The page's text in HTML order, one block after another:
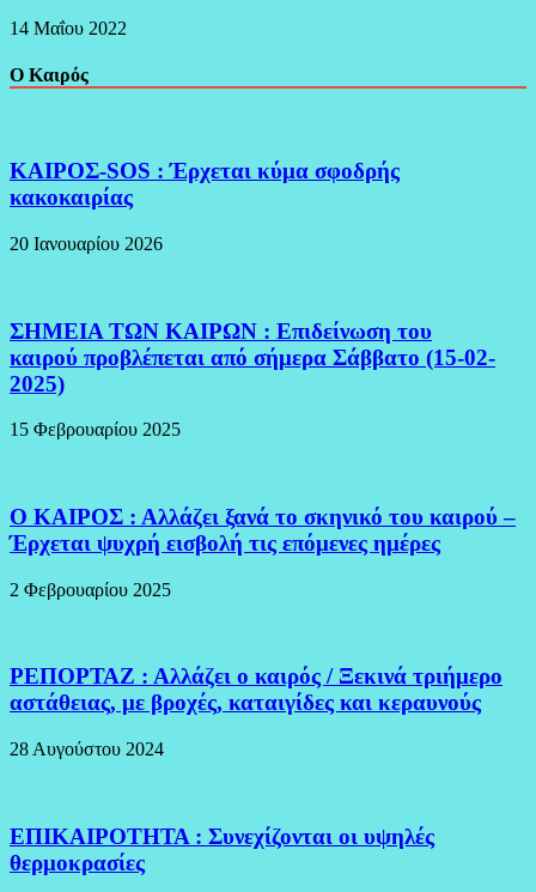
14 Μαΐου 2022
Ο Καιρός
ΚΑΙΡΟΣ-SOS : Έρχεται κύμα σφοδρής
κακοκαιρίας
20 Ιανουαρίου 2026
ΣΗΜΕΙΑ ΤΩΝ ΚΑΙΡΩΝ : Επιδείνωση του
καιρού προβλέπεται από σήμερα Σάββατο (15-02-
2025)
15 Φεβρουαρίου 2025
Ο ΚΑΙΡΟΣ : Αλλάζει ξανά το σκηνικό του καιρού –
Έρχεται ψυχρή εισβολή τις επόμενες ημέρες
2 Φεβρουαρίου 2025
ΡΕΠΟΡΤΑΖ : Αλλάζει ο καιρός / Ξεκινά τριήμερο
αστάθειας, με βροχές, καταιγίδες και κεραυνούς
28 Αυγούστου 2024
ΕΠΙΚΑΙΡΟΤΗΤΑ : Συνεχίζονται οι υψηλές
θερμοκρασίες